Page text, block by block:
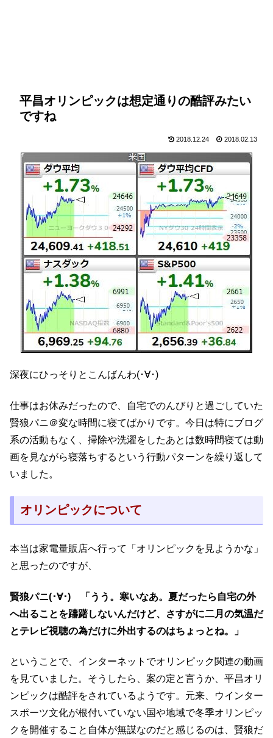
平昌オリンピックは想定通りの酷評みたい
ですね
2018.12.24 2018.02.13
深夜にひっそりとこんばんわ(･∀･)
仕事はお休みだったので、自宅でのんびりと過ごしていた
賢狼パニ＠変な時間に寝てばかりです。今日は特にブログ
系の活動もなく、掃除や洗濯をしたあとは数時間寝ては動
画を見ながら寝落ちするという行動パターンを繰り返して
いました。
オリンピックについて
本当は家電量販店へ行って「オリンピックを見ようかな」
と思ったのですが、
賢狼パニ(･∀･) 「うう。寒いなあ。夏だったら自宅の外
へ出ることを躊躇しないんだけど、さすがに二月の気温だ
とテレビ視聴の為だけに外出するのはちょっとね。」
ということで、インターネットでオリンピック関連の動画
を見ていました。そうしたら、案の定と言うか、平昌オリ
ンピックは酷評をされているようです。元来、ウインター
スポーツ文化が根付いていない国や地域で冬季オリンピッ
クを開催すること自体が無謀なのだと感じるのは、賢狼だ